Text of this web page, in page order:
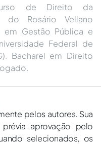
de Direito da
do Rosário Vellano
em Gestão Pública e
Federal de
Bacharel em Direito
pelos autores. Sua
aprovação pelo
selecionados, os